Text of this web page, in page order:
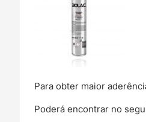
Para obter maior
Poderá encontrar no